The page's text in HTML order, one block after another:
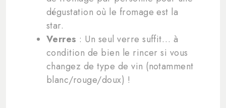
dégustation où le fromage est la
star.
Verres : Un seul verre suffit… à
condition de bien le rincer si vous
changez de type de vin (notamment
blanc/rouge/doux) !